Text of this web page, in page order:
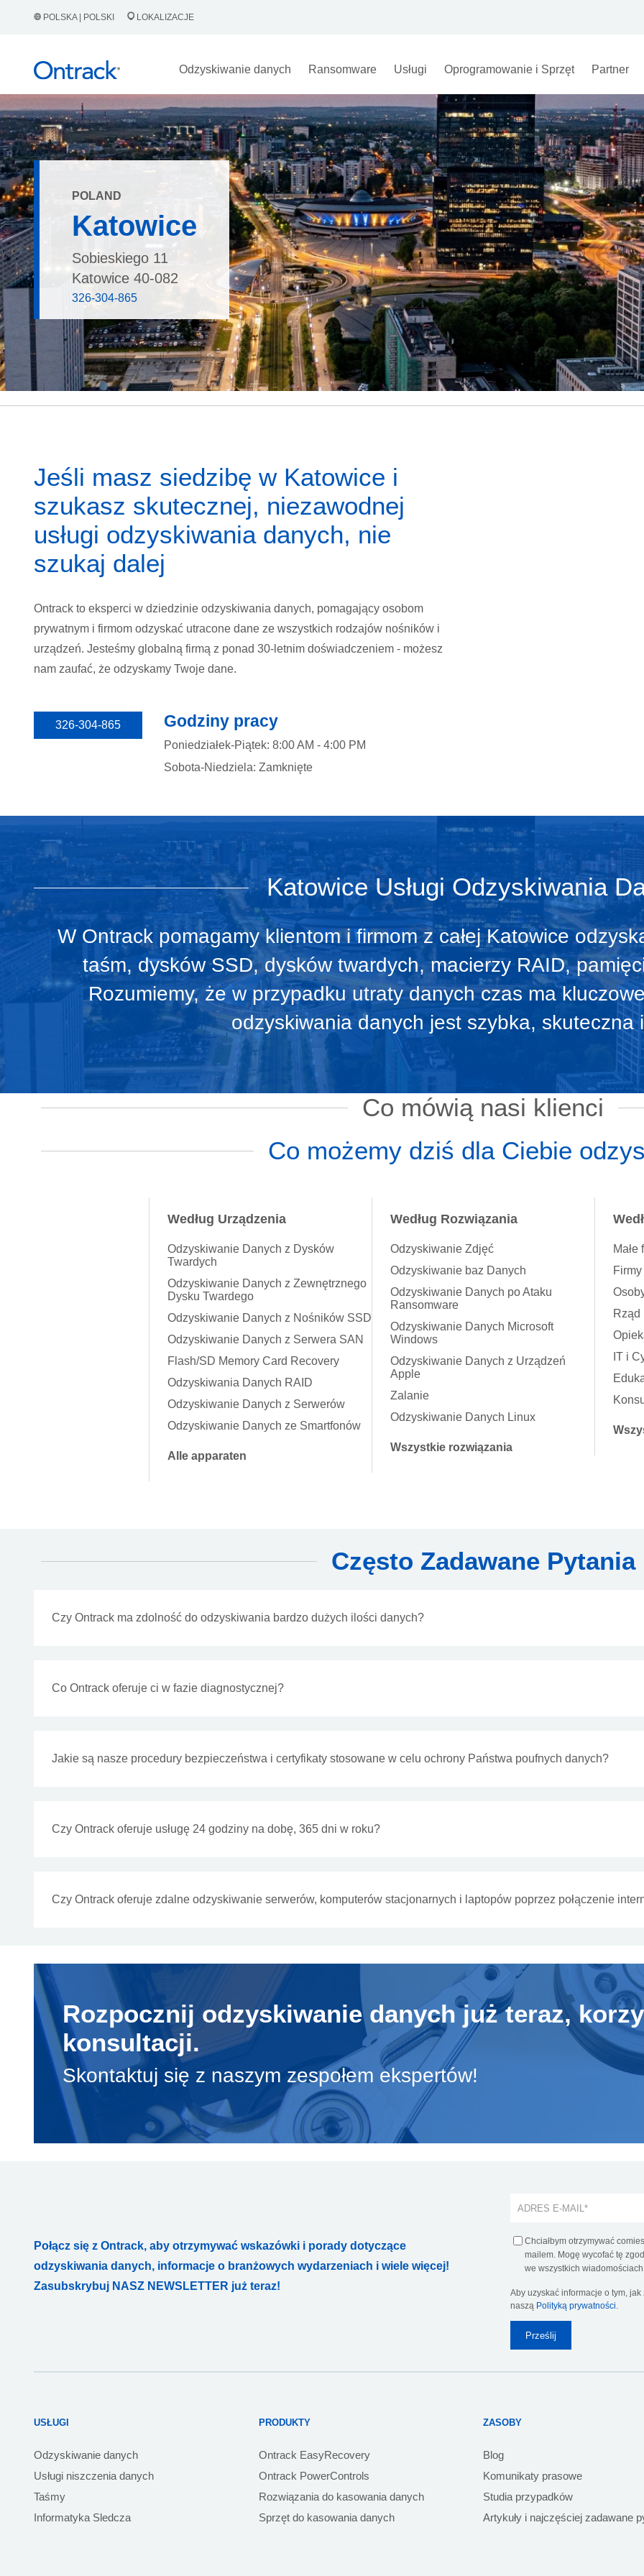
POLSKA | POLSKI LOKALIZACJE
Odzyskiwanie danych Ransomware Usługi Oprogramowanie i Sprzęt Partner
POLAND
Katowice
Sobieskiego 11
Katowice 40-082
326-304-865
Jeśli masz siedzibę w Katowice i
szukasz skutecznej, niezawodnej
usługi odzyskiwania danych, nie
szukaj dalej
Ontrack to eksperci w dziedzinie odzyskiwania danych, pomagający osobom
prywatnym i firmom odzyskać utracone dane ze wszystkich rodzajów nośników i
urządzeń. Jesteśmy globalną firmą z ponad 30-letnim doświadczeniem - możesz
nam zaufać, że odzyskamy Twoje dane.
326-304-865 Godziny pracy
Poniedziałek-Piątek: 8:00 AM - 4:00 PM
Sobota-Niedziela: Zamknięte
Katowice Usługi Odzyskiwania
W Ontrack pomagamy klientom i firmom z całej Katowice
taśm, dysków SSD, dysków twardych, macierzy RAID,
Rozumiemy, że w przypadku utraty danych czas ma
odzyskiwania danych jest szybka, skuteczna
Co mówią nasi klienci
Co możemy dziś dla Ciebie
Według Urządzenia
Odzyskiwanie Danych z Dysków
Twardych
Odzyskiwanie Danych z Zewnętrznego
Dysku Twardego
Odzyskiwanie Danych z Nośników SSD
Odzyskiwanie Danych z Serwera SAN
Flash/SD Memory Card Recovery
Odzyskiwania Danych RAID
Odzyskiwanie Danych z Serwerów
Odzyskiwanie Danych ze Smartfonów
Alle apparaten
Według Rozwiązania
Odzyskiwanie Zdjęć
Odzyskiwanie baz Danych
Odzyskiwanie Danych po Ataku
Ransomware
Odzyskiwanie Danych Microsoft
Windows
Odzyskiwanie Danych z Urządzeń
Apple
Zalanie
Odzyskiwanie Danych Linux
Wszystkie rozwiązania
Małe
Firmy
Rząd
IT i
Często Zadawane Pytania
Czy Ontrack ma zdolność do odzyskiwania bardzo dużych ilości danych?
Co Ontrack oferuje ci w fazie diagnostycznej?
Jakie są nasze procedury bezpieczeństwa i certyfikaty stosowane w celu ochrony Państwa poufnych danych?
Czy Ontrack oferuje usługę 24 godziny na dobę, 365 dni w roku?
Czy Ontrack oferuje zdalne odzyskiwanie serwerów, komputerów stacjonarnych i laptopów poprzez połączenie
Rozpocznij odzyskiwanie danych już teraz,
konsultacji.
Skontaktuj się z naszym zespołem ekspertów!
Połącz się z Ontrack, aby otrzymywać wskazówki i porady dotyczące
odzyskiwania danych, informacje o branżowych wydarzeniach i wiele więcej!
Zasubskrybuj NASZ NEWSLETTER już teraz!
Chciałbym otrzymywać
mailem. Mogę wycofać tę
we wszystkich
Aby uzyskać informacje o tym,
naszą Polityką prywatności.
USŁUGI
Odzyskiwanie danych
Usługi niszczenia danych
Taśmy
Informatyka Sledcza
PRODUKTY
Ontrack EasyRecovery
Ontrack PowerControls
Rozwiązania do kasowania danych
Sprzęt do kasowania danych
ZASOBY
Blog
Komunikaty prasowe
Studia przypadków
Artykuły i najczęściej zadawane